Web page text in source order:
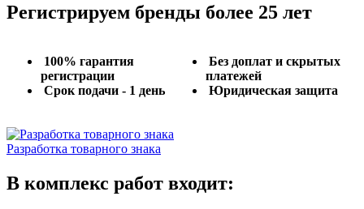
Регистрируем бренды более 25 лет
100% гарантия
регистрации
Срок подачи - 1 день
Без доплат и скрытых
платежей
Юридическая защита
Разработка товарного знака
В комплекс работ входит: